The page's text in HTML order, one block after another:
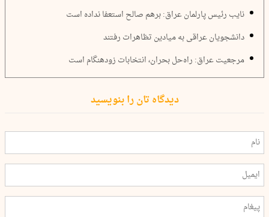
نایب رئیس پارلمان عراق: برهم صالح استعفا نداده است
دانشجویان عراقی به میادین تظاهرات رفتند
مرجعیت عراق: راه‌حل بحران، انتخابات زودهنگام است
دیدگاه تان را بنویسید